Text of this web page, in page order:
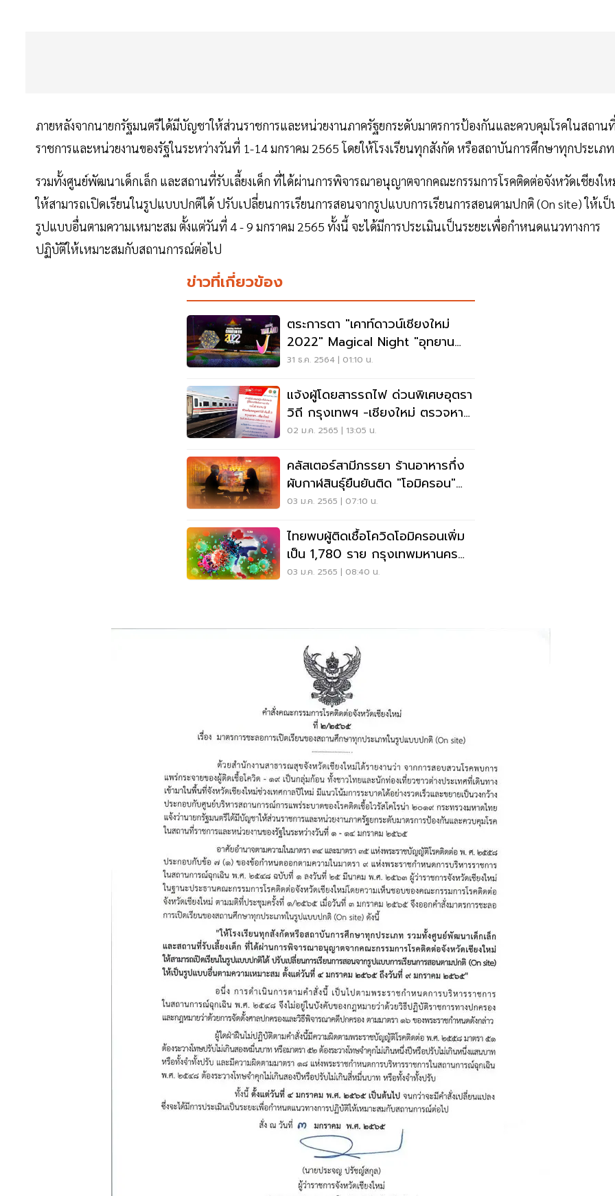
ภายหลังจากนายกรัฐมนตรีได้มีบัญชาให้ส่วนราชการและหน่วยงานภาครัฐยกระดับมาตรการป้องกันและควบคุมโรคในสถาน
ราชการและหน่วยงานของรัฐในระหว่างวันที่ 1-14 มกราคม 2565 โดยให้โรงเรียนทุกสังกัด หรือสถาบันการศึกษาทุกประเภท
รวมทั้งศูนย์พัฒนาเด็กเล็ก และสถานที่รับเลี้ยงเด็ก ที่ได้ผ่านการพิจารณาอนุญาตจากคณะกรรมการโรคติดต่อจังหวัดเชียงใ
ให้สามารถเปิดเรียนในรูปแบบปกติได้ ปรับเปลี่ยนการเรียนการสอนจากรูปแบบการเรียนการสอนตามปกติ (On site) ให้เ
รูปแบบอื่นตามความเหมาะสม ตั้งแต่วันที่ 4 - 9 มกราคม 2565 ทั้งนี้ จะได้มีการประเมินเป็นระยะเพื่อกำหนดแนวทางการ
ปฏิบัติให้เหมาะสมกับสถานการณ์ต่อไป
ข่าวที่เกี่ยวข้อง
ตระการตา "เคาท์ดาวน์เชียงใหม่
2022" Magical Night "อุทยาน
หลวงราชพฤกษ์"
31 ธ.ค. 2564 | 01:10 น.
แจ้งผู้โดยสารรถไฟ ด่วนพิเศษอุตรา
วิถี กรุงเทพฯ -เชียงใหม่ ตรวจหา
เชื้อโควิด
02 ม.ค. 2565 | 13:05 น.
คลัสเตอร์สามีภรรยา ร้านอาหารกึ่ง
ผับกาฬสินธุ์ยืนยันติด "โอมิครอน"
195 ราย
03 ม.ค. 2565 | 07:10 น.
ไทยพบผู้ติดเชื้อโควิดโอมิครอนเพิ่ม
เป็น 1,780 ราย กรุงเทพมหานคร
พบมากสุด
03 ม.ค. 2565 | 08:40 น.